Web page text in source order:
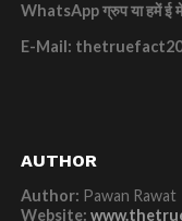
WhatsApp ग्रुप या हमें ई
E-Mail:
AUTHOR
Author: Pawan Rawat
Website: